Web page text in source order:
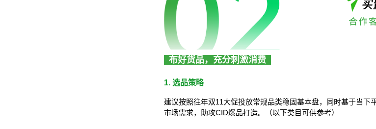
布好货品，充分刺激消费
1. 选品策略
建议按照往年双11大促投放常规品类稳固基本盘，同时基于当下
市场需求，助攻CID爆品打造。（以下类目可供参考）